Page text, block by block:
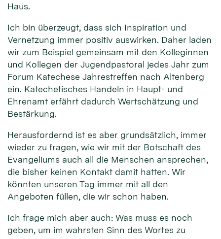
Haus.
Ich bin überzeugt, dass sich Inspiration und
Vernetzung immer positiv auswirken. Daher laden
wir zum Beispiel gemeinsam mit den Kolleginnen
und Kollegen der Jugendpastoral jedes Jahr zum
Forum Katechese Jahrestreffen nach Altenberg
ein. Katechetisches Handeln in Haupt- und
Ehrenamt erfährt dadurch Wertschätzung und
Bestärkung.
Herausfordernd ist es aber grundsätzlich, immer
wieder zu fragen, wie wir mit der Botschaft des
Evangeliums auch all die Menschen ansprechen,
die bisher keinen Kontakt damit hatten. Wir
könnten unseren Tag immer mit all den
Angeboten füllen, die wir schon haben.
Ich frage mich aber auch: Was muss es noch
geben, um im wahrsten Sinn des Wortes zu